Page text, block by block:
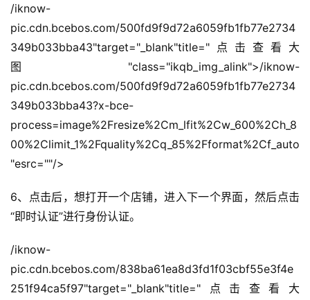
/iknow-
pic.cdn.bcebos.com/500fd9f9d72a6059fb1fb77e2734
349b033bba43"target="_blank"title="点击查看大
图"class="ikqb_img_alink">/iknow-
pic.cdn.bcebos.com/500fd9f9d72a6059fb1fb77e2734
349b033bba43?x-bce-
process=image%2Fresize%2Cm_lfit%2Cw_600%2Ch_8
00%2Climit_1%2Fquality%2Cq_85%2Fformat%2Cf_auto
"esrc=""/>
6、点击后，想打开一个店铺，进入下一个界面，然后点击
“即时认证”进行身份认证。
/iknow-
pic.cdn.bcebos.com/838ba61ea8d3fd1f03cbf55e3f4e
251f94ca5f97"target="_blank"title="点击查看大